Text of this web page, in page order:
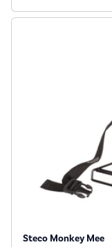
Steco Monkey Mee